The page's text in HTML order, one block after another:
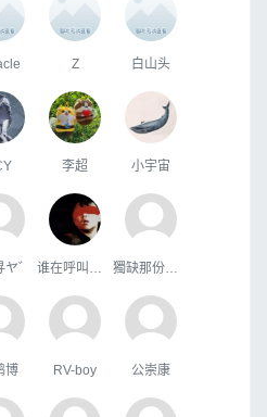
Z 白山头
李超 小宇宙
゛
博 RV-boy 公崇康